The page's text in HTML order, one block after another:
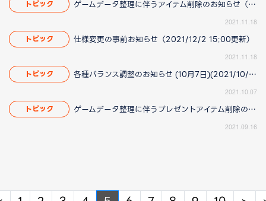
トピック ゲームデータ整理に伴うアイテム削除のお知らせ（2022/04/14 18:30更新）
2021.11.18
トピック 仕様変更の事前お知らせ（2021/12/2 15:00更新）
2021.11.18
トピック 各種バランス調整のお知らせ (10月7日)(2021/10/11 11:45更新)
2021.10.07
トピック ゲームデータ整理に伴うプレゼントアイテム削除のお知らせ(2021/09/21 18:15更新)
2021.09.16